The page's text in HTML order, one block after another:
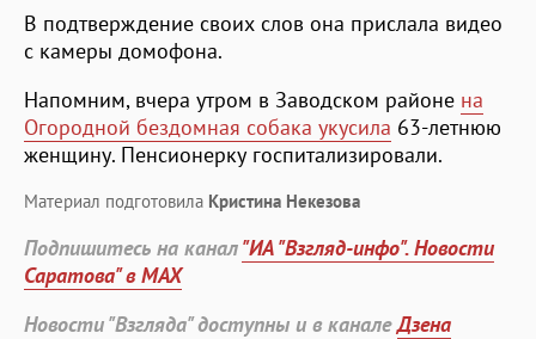
В подтверждение своих слов она прислала видео
с камеры домофона.
Напомним, вчера утром в Заводском районе на
Огородной бездомная собака укусила 63-летнюю
женщину. Пенсионерку госпитализировали.
Материал подготовила Кристина Некезова
Подпишитесь на канал"ИА "Взгляд-инфо". Новости
Саратова" в MAX
Новости "Взгляда" доступны и в каналеДзена